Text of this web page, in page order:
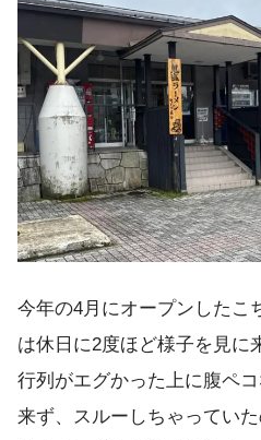
今年の4月にオープンしたこ
は休日に2度ほど様子を見に
行列がエグかった上に腹ペ
来ず、スルーしちゃってい